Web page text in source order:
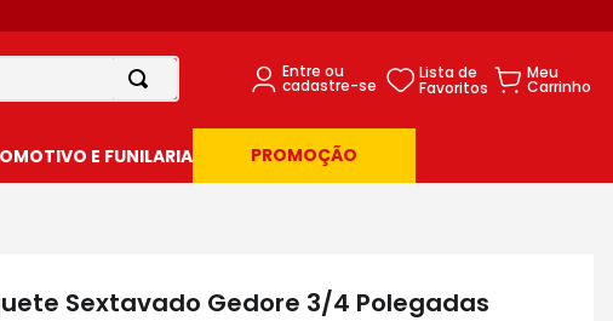
E FUNILARIA PROMOÇÃO
Sextavado Gedore 3/4 Polegadas